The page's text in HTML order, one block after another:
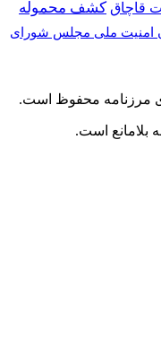
قاچاق کشف محموله
امنیت ملی مجلس شورای
مرزنامه محفوظ است.
بلامانع است.